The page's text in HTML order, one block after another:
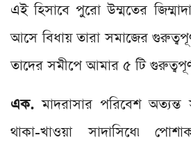
এই হিসাবে পুরো উম্মতের
আসে বিধায় তারা সমাজের
তাদের সমীপে আমার ৫ টি
এক. মাদরাসার পরিবেশ অত্যন্ত
থাকা-খাওয়া সাদাসিধে৷